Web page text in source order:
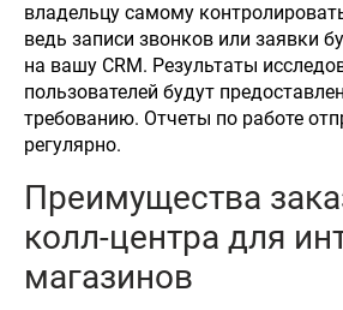
владельцу самому
ведь записи звонков или заявки
на вашу CRM. Результаты
пользователей будут
требованию. Отчеты по работе
регулярно.
Преимущества
колл-центра для
магазинов